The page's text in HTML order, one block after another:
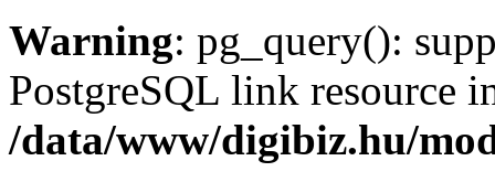
Warning: pg_query():
PostgreSQL link resource
/data/www/digibiz.hu/